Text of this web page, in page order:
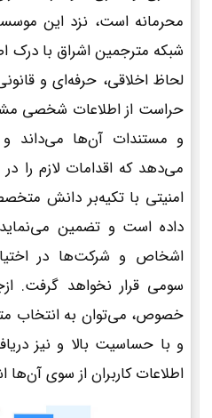
محرمانه است، نزد این
شبکه مترجمین اشراق با درک
لحاظ اخلاقی، حرفه‌ای و
حراست از اطلاعات شخصی
و مستندات آن‌ها می‌داند و
می‌دهد که اقدامات لازم را
امنیتی با تکیه‌بر دانش
داده است و تضمین
اشخاص و شرکت‌ها در
سومی قرار نخواهد گرفت.
خصوص، می‌توان به انتخاب
و با حساسیت بالا و نیز
اطلاعات کاربران از سوی آن‌ها